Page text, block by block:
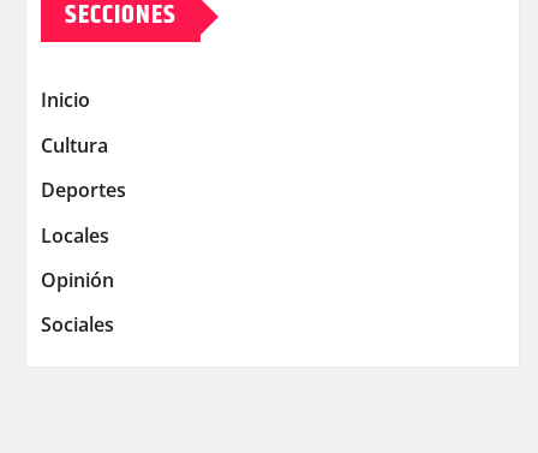
SECCIONES
Inicio
Cultura
Deportes
Locales
Opinión
Sociales